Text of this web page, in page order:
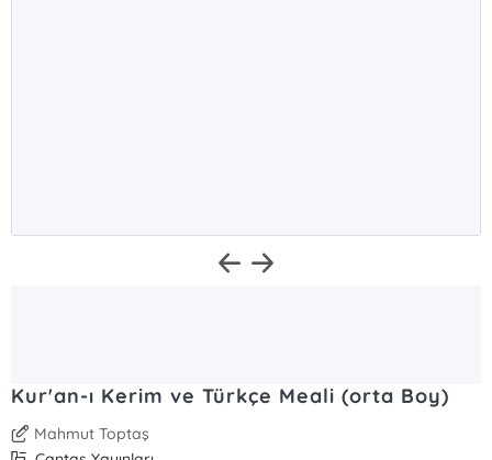
Kur'an-ı Kerim ve Türkçe Meali (orta Boy)
Mahmut Toptaş